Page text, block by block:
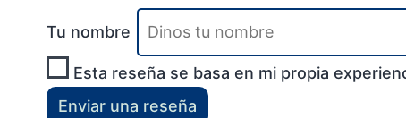
Tu nombre
Esta reseña se basa en mi propia
Enviar una reseña